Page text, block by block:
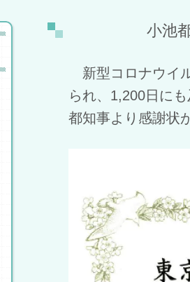
小池都知
新型コロナウイ
られ、1,200日に
都知事より感謝状